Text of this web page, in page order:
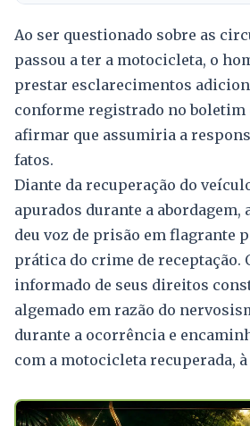
Ao ser questionado sobre as
passou a ter a motocicleta, o
prestar esclarecimentos
conforme registrado no boletim
afirmar que assumiria a
fatos.
Diante da recuperação do
apurados durante a
deu voz de prisão em flagrante
prática do crime de receptação.
informado de seus direitos
algemado em razão do
durante a ocorrência e
com a motocicleta recuperada,